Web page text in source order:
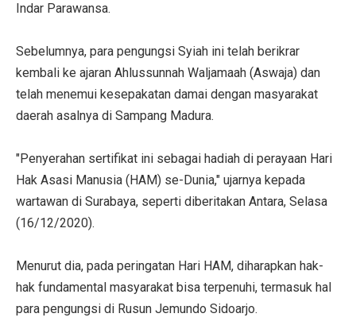
Indar Parawansa.
Sebelumnya, para pengungsi Syiah ini telah berikrar
kembali ke ajaran Ahlussunnah Waljamaah (Aswaja) dan
telah menemui kesepakatan damai dengan masyarakat
daerah asalnya di Sampang Madura.
"Penyerahan sertifikat ini sebagai hadiah di perayaan Hari
Hak Asasi Manusia (HAM) se-Dunia," ujarnya kepada
wartawan di Surabaya, seperti diberitakan Antara, Selasa
(16/12/2020).
Menurut dia, pada peringatan Hari HAM, diharapkan hak-
hak fundamental masyarakat bisa terpenuhi, termasuk hal
para pengungsi di Rusun Jemundo Sidoarjo.